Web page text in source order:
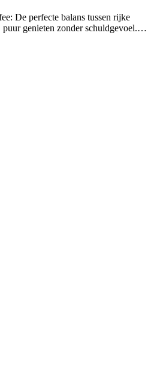
De perfecte balans tussen rijke
puur genieten zonder schuldgevoel.…